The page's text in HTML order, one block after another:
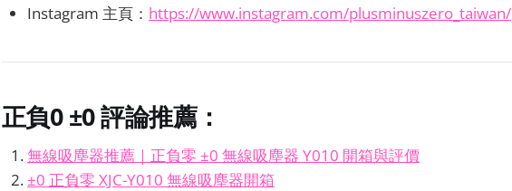
Instagram 主頁： https://www.instagram.com/plusminuszero_taiwan/
正負0 ±0評論推薦：
無線吸塵器推薦｜正負零 ±0 無線吸塵器 Y010 開箱與評價
±0 正負零 XJC-Y010 無線吸塵器開箱